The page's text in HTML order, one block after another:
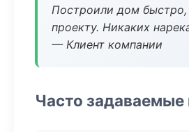
Построили дом быстро,
проекту. Никаких
— Клиент компании
Часто